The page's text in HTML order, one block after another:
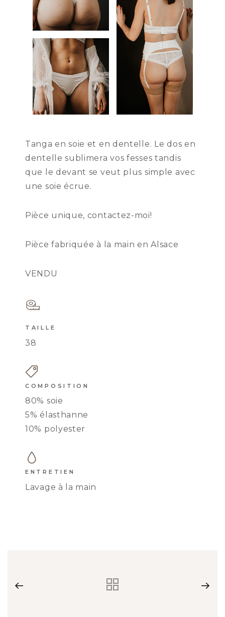
TANGA CHARLIE
Tanga en soie et en dentelle. Le dos en
dentelle sublimera vos fesses tandis
que le devant se veut plus simple avec
une soie écrue.
Pièce unique, contactez-moi!
Pièce fabriquée à la main en Alsace
VENDU
TAILLE
38
COMPOSITION
80% soie
5% élasthanne
10% polyester
ENTRETIEN
Lavage à la main